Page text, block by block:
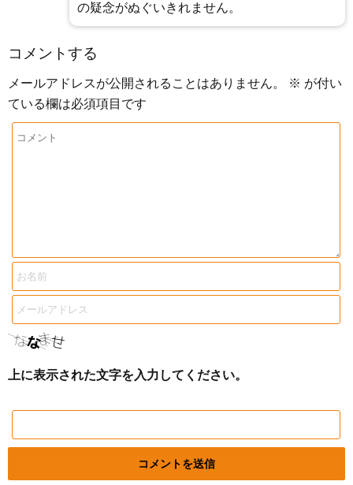
の疑念がぬぐいきれません。
コメントする
メールアドレスが公開されることはありません。 ※ が付い
ている欄は必須項目です
上に表示された文字を入力してください。